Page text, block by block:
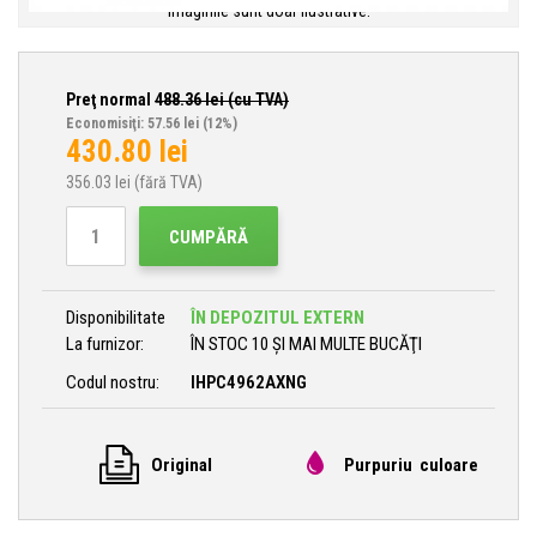
Imaginile sunt doar ilustrative.
Preţ normal 488.36lei (cu TVA)
Economisiţi: 57.56 lei (12%)
430.80 lei
356.03 lei (fără TVA)
CUMPĂRĂ
Disponibilitate
ÎN DEPOZITUL EXTERN
La furnizor:
ÎN STOC 10 ȘI MAI MULTE BUCĂŢI
Codul nostru:
IHPC4962AXNG
Original Purpuriu culoare